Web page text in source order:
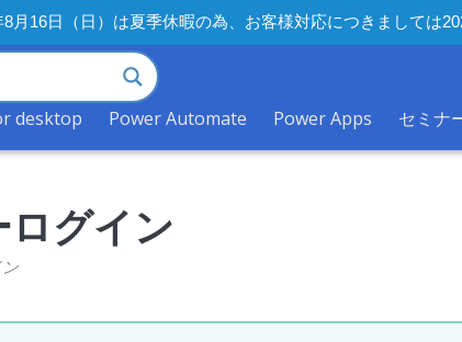
月16日（日）は夏季休暇の為、お客様対応につきましては
desktop Power Automate Power Apps セミナ
グイン